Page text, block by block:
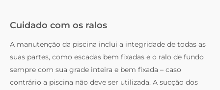
Cuidado com os ralos
A manutenção da piscina inclui a integridade de todas as
suas partes, como escadas bem fixadas e o ralo de fundo
sempre com sua grade inteira e bem fixada – caso
contrário a piscina não deve ser utilizada. A sucção dos